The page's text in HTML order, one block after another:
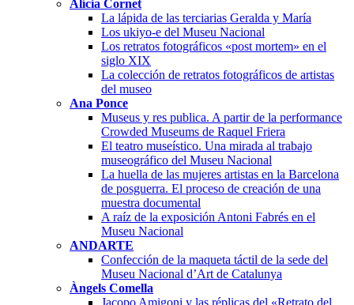
Alícia Cornet
La lápida de las terciarias Geralda y María
Los ukiyo-e del Museu Nacional
Los retratos fotográficos «post mortem» en el
siglo XIX
La colección de retratos fotográficos de artistas
del museo
Ana Ponce
Museus y res publica. A partir de la performance
Crowded Museums de Raquel Friera
El teatro museístico. Una mirada al trabajo
museográfico del Museu Nacional
La huella de las mujeres artistas en la Barcelona
de posguerra. El proceso de creación de una
muestra documental
A raíz de la exposición Antoni Fabrés en el
Museu Nacional
ANDARTE
Confección de la maqueta táctil de la sede del
Museu Nacional d’Art de Catalunya
Àngels Comella
Jacopo Amigoni y las réplicas del «Retrato del